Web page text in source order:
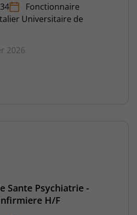
Fonctionnaire
Universitaire de
2026
Sante Psychiatrie -
H/F